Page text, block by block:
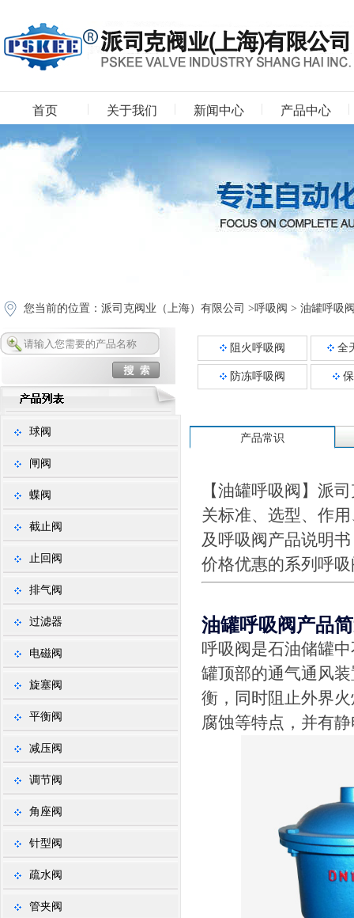
首页 关于我们 新闻中心 产品中心
下载中心
您当前的位置： 派司克阀业（上海）有限公司 >呼吸阀 > 油罐呼吸
球阀
闸阀
蝶阀
截止阀
止回阀
排气阀
过滤器
电磁阀
旋塞阀
平衡阀
减压阀
调节阀
角座阀
针型阀
疏水阀
管夹阀
阻火呼吸阀 全
防冻呼吸阀
产品常识
【油罐呼吸阀】派
关标准、选型、作
及呼吸阀产品说明
价格优惠的系列呼
油罐呼吸阀产品
呼吸阀是石油储罐
罐顶部的通气通风
衡，同时阻止外界
腐蚀等特点，并有